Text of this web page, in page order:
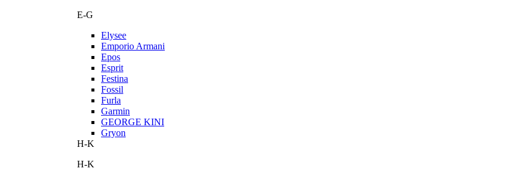
E-G
Elysee
Emporio Armani
Epos
Esprit
Festina
Fossil
Furla
Garmin
GEORGE KINI
Gryon
H-K
H-K